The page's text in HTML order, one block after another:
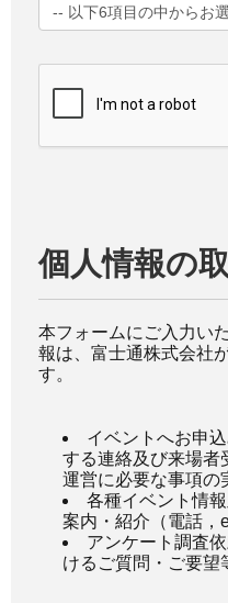
個人情報の
本フォームにご入力い
報は、富士通株式会社
す。
イベントへお申
する連絡及び来場者
運営に必要な事項の
各種イベント情
案内・紹介（電話，
アンケート調査
けるご質問・ご要望